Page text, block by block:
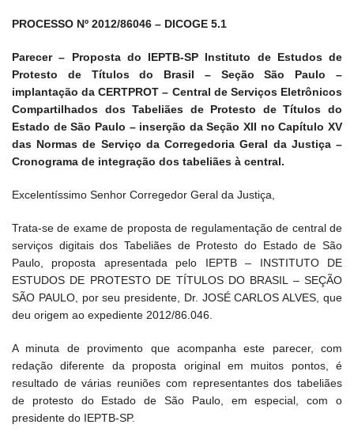
PROCESSO Nº 2012/86046 – DICOGE 5.1
Parecer – Proposta do IEPTB-SP Instituto de Estudos de
Protesto de Títulos do Brasil – Seção São Paulo –
implantação da CERTPROT – Central de Serviços Eletrônicos
Compartilhados dos Tabeliães de Protesto de Títulos do
Estado de São Paulo – inserção da Seção XII no Capítulo XV
das Normas de Serviço da Corregedoria Geral da Justiça –
Cronograma de integração dos tabeliães à central.
Excelentíssimo Senhor Corregedor Geral da Justiça,
Trata-se de exame de proposta de regulamentação de central de
serviços digitais dos Tabeliães de Protesto do Estado de São
Paulo, proposta apresentada pelo IEPTB – INSTITUTO DE
ESTUDOS DE PROTESTO DE TÍTULOS DO BRASIL – SEÇÃO
SÃO PAULO, por seu presidente, Dr. JOSÉ CARLOS ALVES, que
deu origem ao expediente 2012/86.046.
A minuta de provimento que acompanha este parecer, com
redação diferente da proposta original em muitos pontos, é
resultado de várias reuniões com representantes dos tabeliães
de protesto do Estado de São Paulo, em especial, com o
presidente do IEPTB-SP.